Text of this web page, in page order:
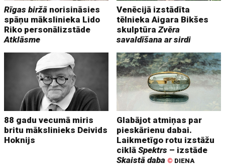
Rīgas biržā norisināsies
spāņu mākslinieka Lido
Riko personālizstāde
Atklāsme
Venēcijā izstādīta
tēlnieka Aigara Bikšes
skulptūraZvēra
savaldīšana ar sirdi
88 gadu vecumā miris
britu mākslinieks Deivids
Hoknijs
Glabājot atmiņas par
pieskārienu dabai.
Laikmetīgo rotu izstāžu
ciklāSpektrs – izstāde
Skaistā daba © DIENA